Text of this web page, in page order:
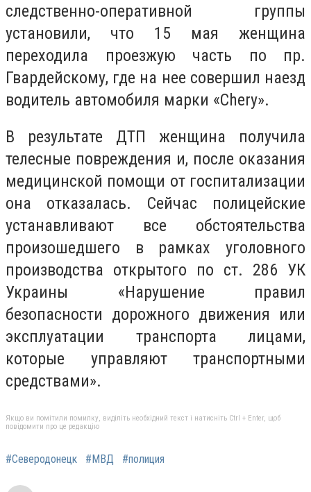
следственно-оперативной группы
установили, что 15 мая женщина
переходила проезжую часть по пр.
Гвардейскому, где на нее совершил наезд
водитель автомобиля марки «Chery».
В результате ДТП женщина получила
телесные повреждения и, после оказания
медицинской помощи от госпитализации
она отказалась. Сейчас полицейские
устанавливают все обстоятельства
произошедшего в рамках уголовного
производства открытого по ст. 286 УК
Украины «Нарушение правил
безопасности дорожного движения или
эксплуатации транспорта лицами,
которые управляют транспортными
средствами».
Якщо ви помітили помилку, виділіть необхідний текст і натисніть Ctrl + Enter, щоб
повідомити про це редакцію
#Северодонецк #МВД #полиция